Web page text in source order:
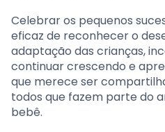
Celebrar os pequenos
eficaz de reconhecer o
adaptação das crianças,
continuar crescendo e
que merece ser
todos que fazem parte do
bebê.